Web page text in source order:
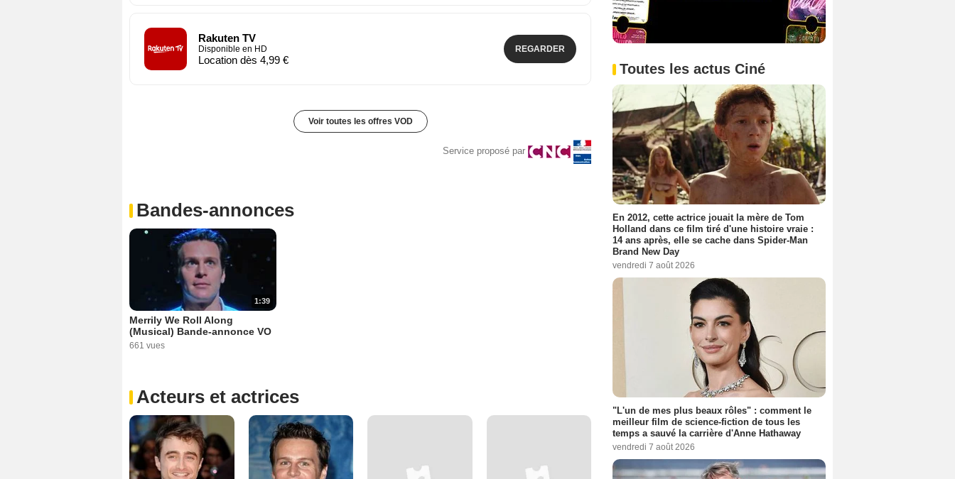
Rakuten TV
Disponible en HD
Location dès 4,99 €
REGARDER
Voir toutes les offres VOD
Service proposé par
Bandes-annonces
1:39
Merrily We Roll Along
(Musical) Bande-annonce VO
661 vues
Acteurs et actrices
Toutes les actus Ciné
En 2012, cette actrice jouait la mère de Tom
Holland dans ce film tiré d'une histoire vraie :
14 ans après, elle se cache dans Spider-Man
Brand New Day
vendredi 7 août 2026
"L'un de mes plus beaux rôles" : comment le
meilleur film de science-fiction de tous les
temps a sauvé la carrière d'Anne Hathaway
vendredi 7 août 2026